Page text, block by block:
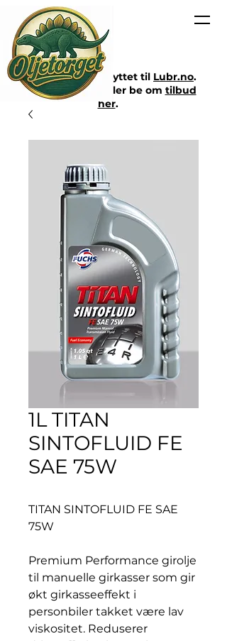
1L TITAN
SINTOFLUID FE
SAE 75W
TITAN SINTOFLUID FE SAE
75W
Premium Performance girolje
til manuelle girkasser som gir
økt girkasseeffekt i
personbiler takket være lav
viskositet. Reduserer
Nettbutikken er flyttet til Lubr.no.
Klikk på lenken eller be om tilbud
her.